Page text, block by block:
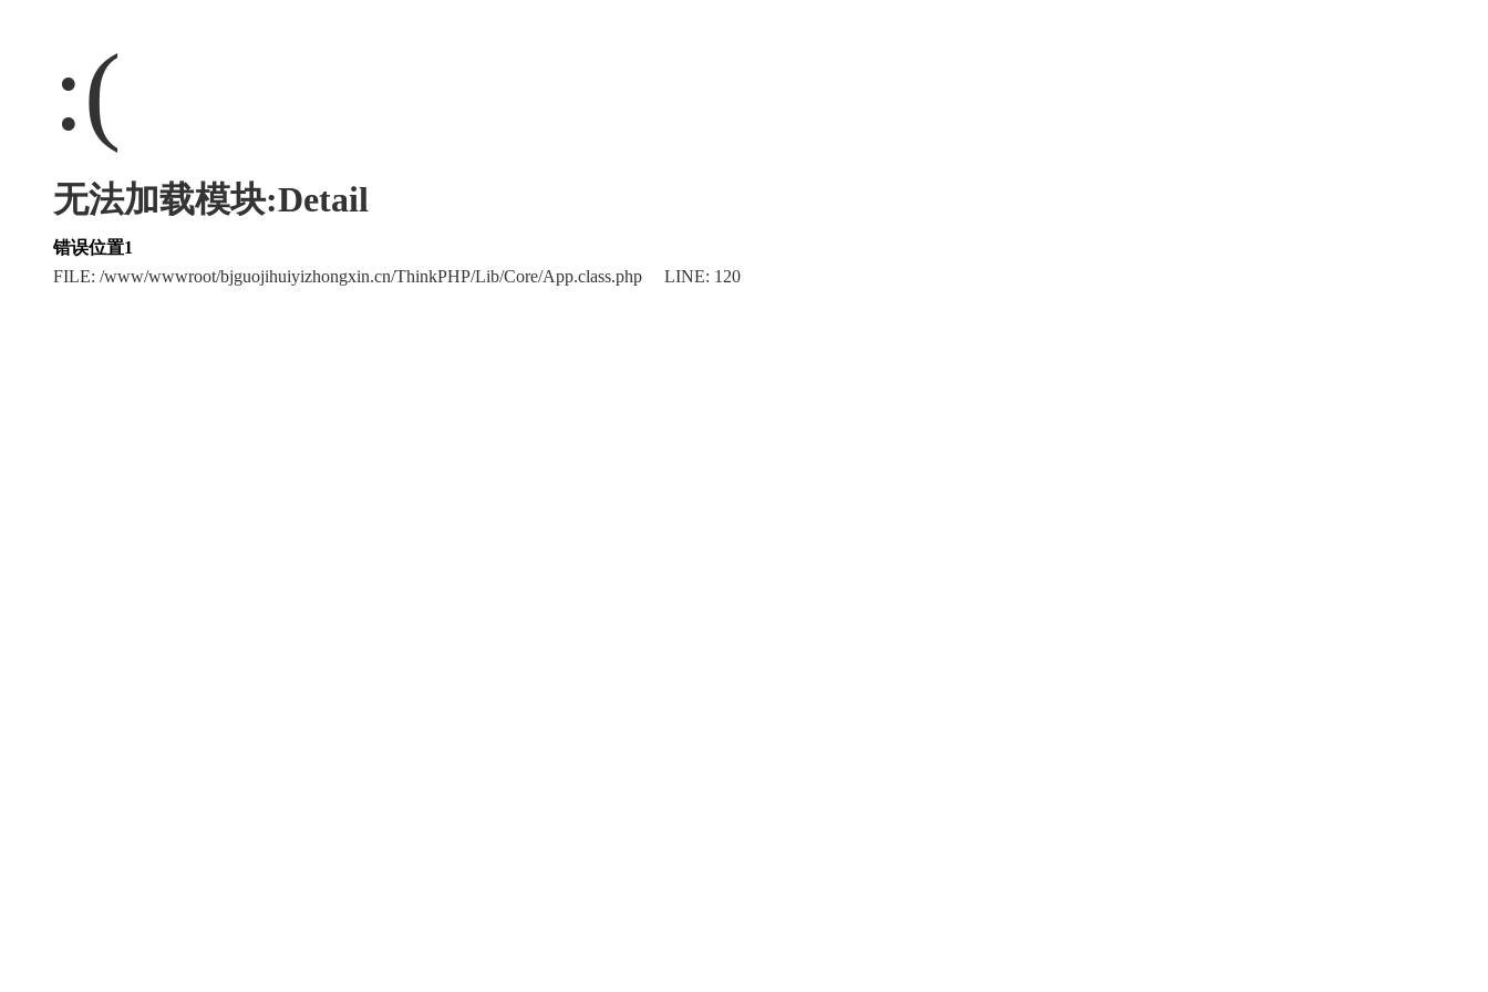
:(
无法加载模块:Detail
错误位置1
FILE: /www/wwwroot/bjguojihuiyizhongxin.cn/ThinkPHP/Lib/Core/App.class.php LINE: 120